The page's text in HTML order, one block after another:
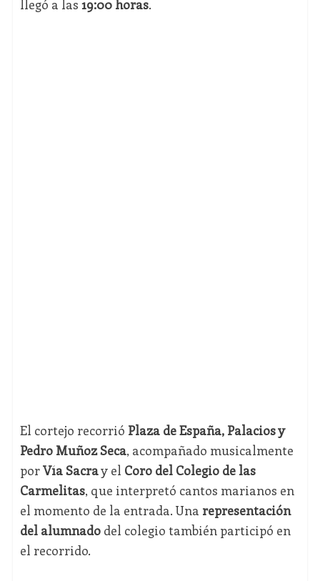
llegó a las 19:00 horas.
El cortejo recorrió Plaza de España, Palacios y
Pedro Muñoz Seca, acompañado musicalmente
porVía Sacray el Coro del Colegio de las
Carmelitas, que interpretó cantos marianos en
el momento de la entrada. Una representación
del alumnadodel colegio también participó en
el recorrido.